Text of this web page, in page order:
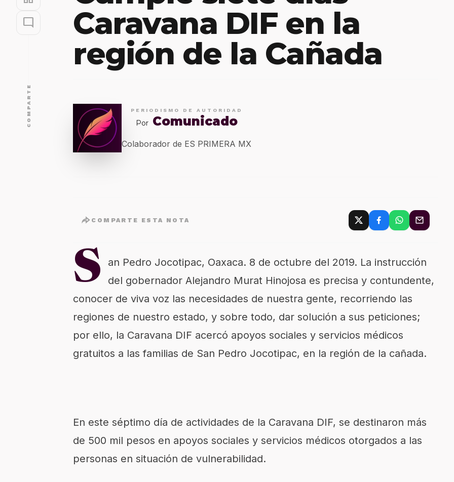
mode_comment
COMPARTE
Caravana DIF en la
región de la Cañada
PERIODISMO DE AUTORIDAD
Por Comunicado
Colaborador de ES PRIMERA MX
COMPARTE ESTA NOTA
S
an Pedro Jocotipac, Oaxaca. 8 de octubre del 2019. La instrucción
del gobernador Alejandro Murat Hinojosa es precisa y contundente,
conocer de viva voz las necesidades de nuestra gente, recorriendo las
regiones de nuestro estado, y sobre todo, dar solución a sus peticiones;
por ello, la Caravana DIF acercó apoyos sociales y servicios médicos
gratuitos a las familias de San Pedro Jocotipac, en la región de la cañada.
En este séptimo día de actividades de la Caravana DIF, se destinaron más
de 500 mil pesos en apoyos sociales y servicios médicos otorgados a las
personas en situación de vulnerabilidad.